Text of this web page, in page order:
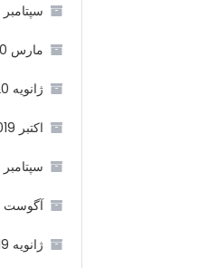
سپتامبر 2020
مارس 2020
ژانویه 2020
اکتبر 2019
سپتامبر 2019
آگوست 2019
ژانویه 2019